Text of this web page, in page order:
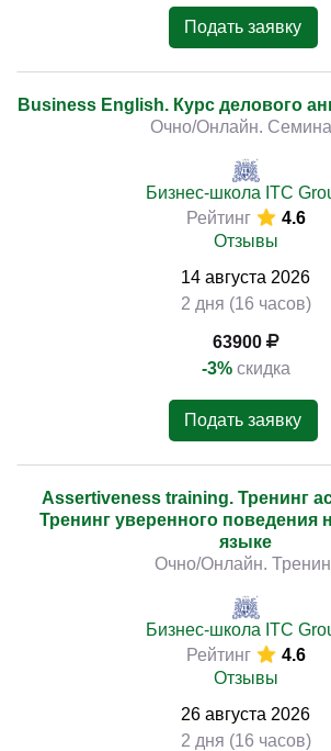
Подать заявку
Business English. Курс делового
Очно/Онлайн.
Бизнес-школа ITC
Рейтинг
4.6
Отзывы
14 августа 2026
2 дня (16 часов)
63900
-3% скидка
Подать заявку
Assertiveness training. Тренинг
Тренинг уверенного поведения
языке
Очно/Онлайн.
Бизнес-школа ITC
Рейтинг
4.6
Отзывы
26 августа 2026
2 дня (16 часов)